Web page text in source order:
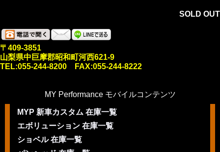
SOLD OUT
〒409-3851
山梨県中巨摩郡昭和町河西621-9
TEL:055-244-8200 FAX:055-244-8222
MY Performance モバイルコンテンツ
MYP 新車カスタム 在庫一覧
エボリューション 在庫一覧
ショベル 在庫一覧